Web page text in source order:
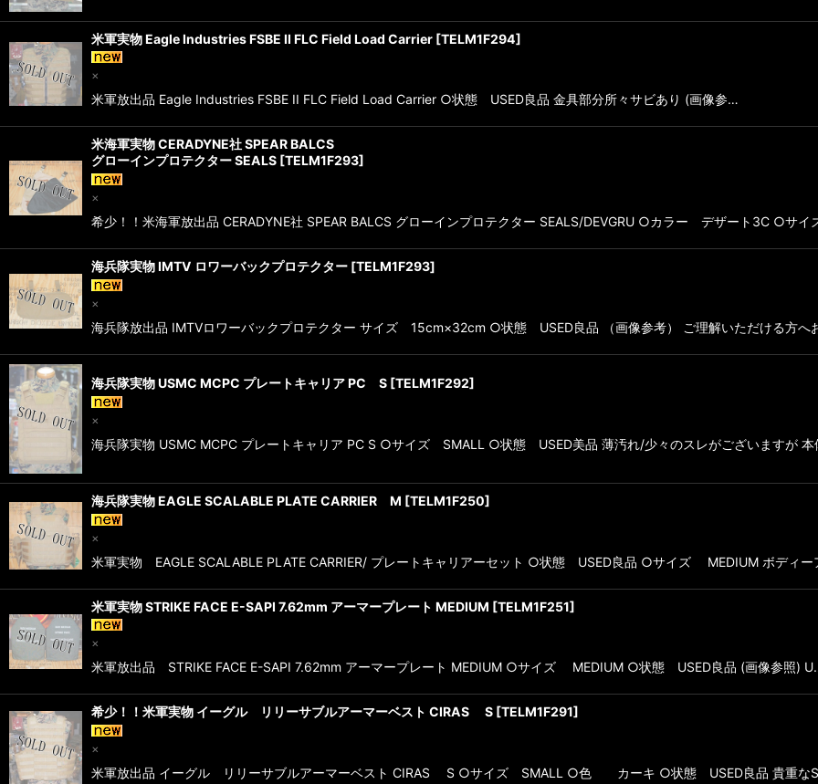
米軍実物 Eagle Industries FSBE II FLC Field Load Carrier [TELM1F294]
×
米軍放出品 Eagle Industries FSBE II FLC Field Load Carrier ○状態 USED良品 金具部分所々サビあり (画像参…
米海軍実物 CERADYNE社 SPEAR BALCS
グローインプロテクター SEALS [TELM1F293]
×
希少！！米海軍放出品 CERADYNE社 SPEAR BALCS グローインプロテクター SEALS/DEVGRU ○カラー デザート3C ○
海兵隊実物 IMTV ロワーバックプロテクター [TELM1F293]
×
海兵隊放出品 IMTVロワーバックプロテクター サイズ 15cm×32cm ○状態 USED良品 （画像参考） ご理解いただける方へ
海兵隊実物 USMC MCPC プレートキャリア PC S [TELM1F292]
×
海兵隊実物 USMC MCPC プレートキャリア PC S ○サイズ SMALL ○状態 USED美品 薄汚れ/少々のスレがございますが
海兵隊実物 EAGLE SCALABLE PLATE CARRIER M [TELM1F250]
×
米軍実物 EAGLE SCALABLE PLATE CARRIER/ プレートキャリアーセット ○状態 USED良品 ○サイズ MEDIUM ボディー
米軍実物 STRIKE FACE E-SAPI 7.62mm アーマープレート MEDIUM [TELM1F251]
×
米軍放出品 STRIKE FACE E-SAPI 7.62mm アーマープレート MEDIUM ○サイズ MEDIUM ○状態 USED良品 (画像参照)
希少！！米軍実物 イーグル リリーサブルアーマーベスト CIRAS S [TELM1F291]
×
米軍放出品 イーグル リリーサブルアーマーベスト CIRAS S ○サイズ SMALL ○色 カーキ ○状態 USED良品 貴重なS